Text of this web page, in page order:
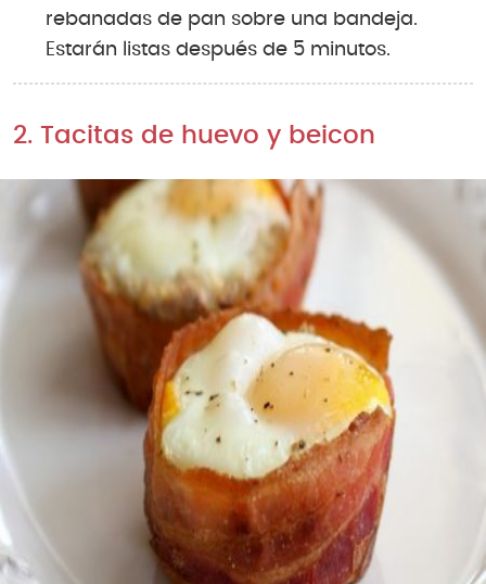
rebanadas de pan sobre una bandeja.
Estarán listas después de 5 minutos.
2. Tacitas de huevo y beicon